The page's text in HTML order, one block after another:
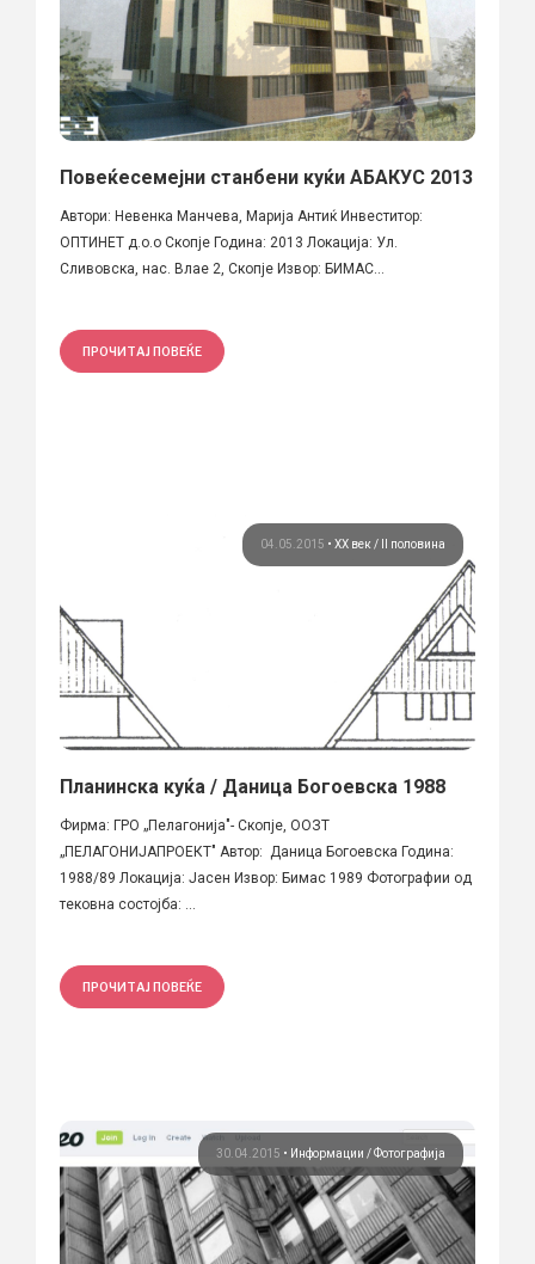
Повеќесемејни станбени куќи АБАКУС 2013
Автори: Невенка Манчева, Марија Антиќ Инвеститор:
ОПТИНЕТ д.о.о Скопје Година: 2013 Локација: Ул.
Сливовска, нас. Влае 2, Скопје Извор: БИМАС...
ПРОЧИТАЈ ПОВЕЌЕ
04.05.2015 • ХХ век / II половина
Планинска куќа / Даница Богоевска 1988
Фирма: ГРО „Пелагонија"- Скопје, ООЗТ
„ПЕЛАГОНИЈАПРОЕКТ" Автор: Даница Богоевска Година:
1988/89 Локација: Јасен Извор: Бимас 1989 Фотографии од
тековна состојба: ...
ПРОЧИТАЈ ПОВЕЌЕ
30.04.2015 • Информации Фотографија